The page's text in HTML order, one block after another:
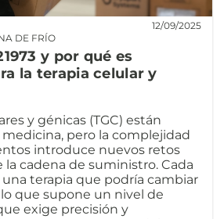
DE FRÍO
12/09/2025
y por qué es
la terapia celular y
y génicas (TGC) están
pero la complejidad
introduce nuevos retos
la cadena de suministro. Cada
terapia que podría cambiar
lo que supone un nivel de
exige precisión y